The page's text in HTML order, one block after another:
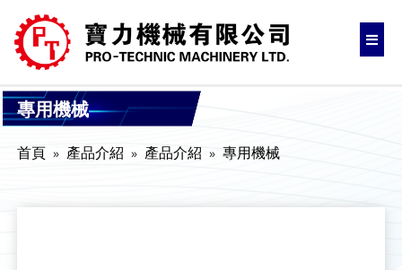
專用機械
首頁 產品介紹 產品介紹 專用機械